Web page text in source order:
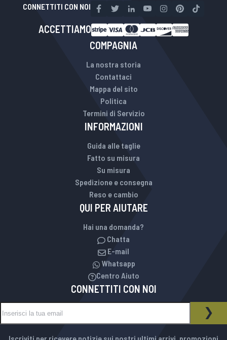
CONNETTITI CON NOI
ACCETTIAMO
COMPAGNIA
La nostra storia
Contattaci
Mappa del sito
Politica
Termini di Servizio
INFORMAZIONI
Guida alle taglie
Fatto su misura
Su misura
Spedizione e consegna
Reso e cambio
QUI PER AIUTARE
Hai una domanda?
Chatta
E-mail
Whatsapp
Centro Aiuto
CONNETTITI CON NOI
NEWSLETTER